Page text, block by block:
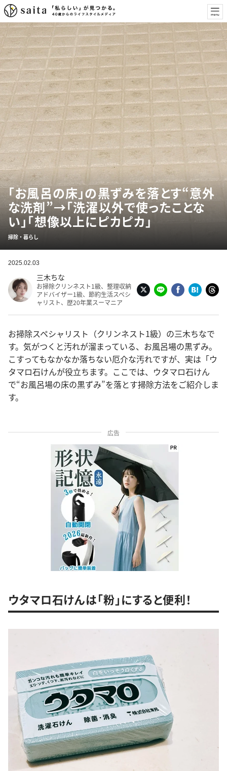
「お風呂の床」の黒ずみを落とす“意外
な洗剤”→「洗濯以外で使ったことな
い」「想像以上にピカピカ」
掃除・暮らし
2025.02.03
三木ちな
お掃除クリンネスト1級、整理収納
アドバイザー1級、節約生活スペシ
ャリスト、歴20年業スーマニア
お掃除スペシャリスト（クリンネスト1級）の三木ちなで
す。気がつくと汚れが溜まっている、お風呂場の黒ずみ。
こすってもなかなか落ちない厄介な汚れですが、実は「ウ
タマロ石けんが役立ちます。ここでは、ウタマロ石けん
で“お風呂場の床の黒ずみ”を落とす掃除方法をご紹介しま
す。
広告
ウタマロ石けんは「粉」にすると便利！